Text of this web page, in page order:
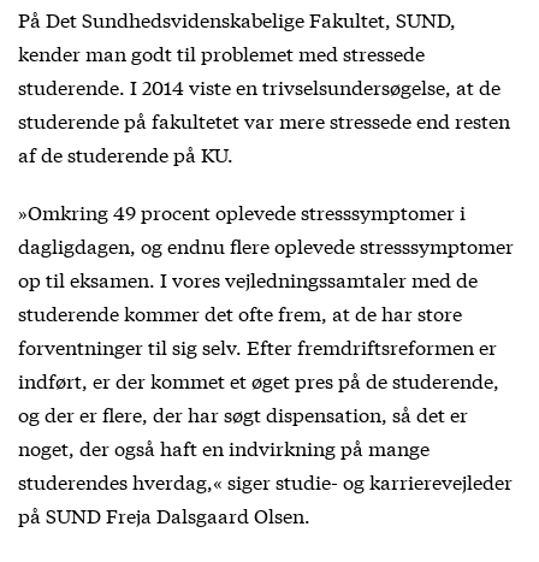
På Det Sundhedsvidenskabelige Fakultet, SUND,
kender man godt til problemet med stressede
studerende. I 2014 viste en trivselsundersøgelse, at de
studerende på fakultetet var mere stressede end resten
af de studerende på KU.
»Omkring 49 procent oplevede stresssymptomer i
dagligdagen, og endnu flere oplevede stresssymptomer
op til eksamen. I vores vejledningssamtaler med de
studerende kommer det ofte frem, at de har store
forventninger til sig selv. Efter fremdriftsreformen er
indført, er der kommet et øget pres på de studerende,
og der er flere, der har søgt dispensation, så det er
noget, der også haft en indvirkning på mange
studerendes hverdag,« siger studie- og karrierevejleder
på SUND Freja Dalsgaard Olsen.